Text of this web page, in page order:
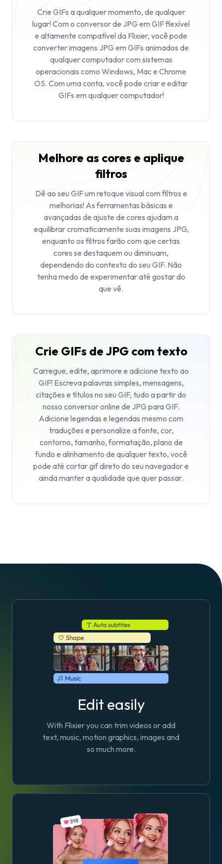
Crie GIFs a qualquer momento, de qualquer
lugar! Com o conversor de JPG em GIF flexível
e altamente compatível da Flixier, você pode
converter imagens JPG em GIFs animados de
qualquer computador com sistemas
operacionais como Windows, Mac e Chrome
OS. Com uma conta, você pode criar e editar
GIFs em qualquer computador!
Melhore as cores e aplique
filtros
Dê ao seu GIF um retoque visual com filtros e
melhorias! As ferramentas básicas e
avançadas de ajuste de cores ajudam a
equilibrar cromaticamente suas imagens JPG,
enquanto os filtros farão com que certas
cores se destaquem ou diminuam,
dependendo do contexto do seu GIF. Não
tenha medo de experimentar até gostar do
que vê.
Crie GIFs de JPG com texto
Carregue, edite, aprimore e adicione texto ao
GIF! Escreva palavras simples, mensagens,
citações e títulos no seu GIF, tudo a partir do
nosso conversor online de JPG para GIF.
Adicione legendas e legendas mesmo com
traduções e personalize a fonte, cor,
contorno, tamanho, formatação, plano de
fundo e alinhamento de qualquer texto, você
pode até cortar gif direto do seu navegador e
ainda manter a qualidade que quer passar.
Edit easily
With Flixier you can trim videos or add
text, music, motion graphics, images and
so much more.